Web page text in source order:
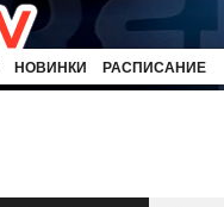
НОВИНКИ РАСПИСАНИЕ